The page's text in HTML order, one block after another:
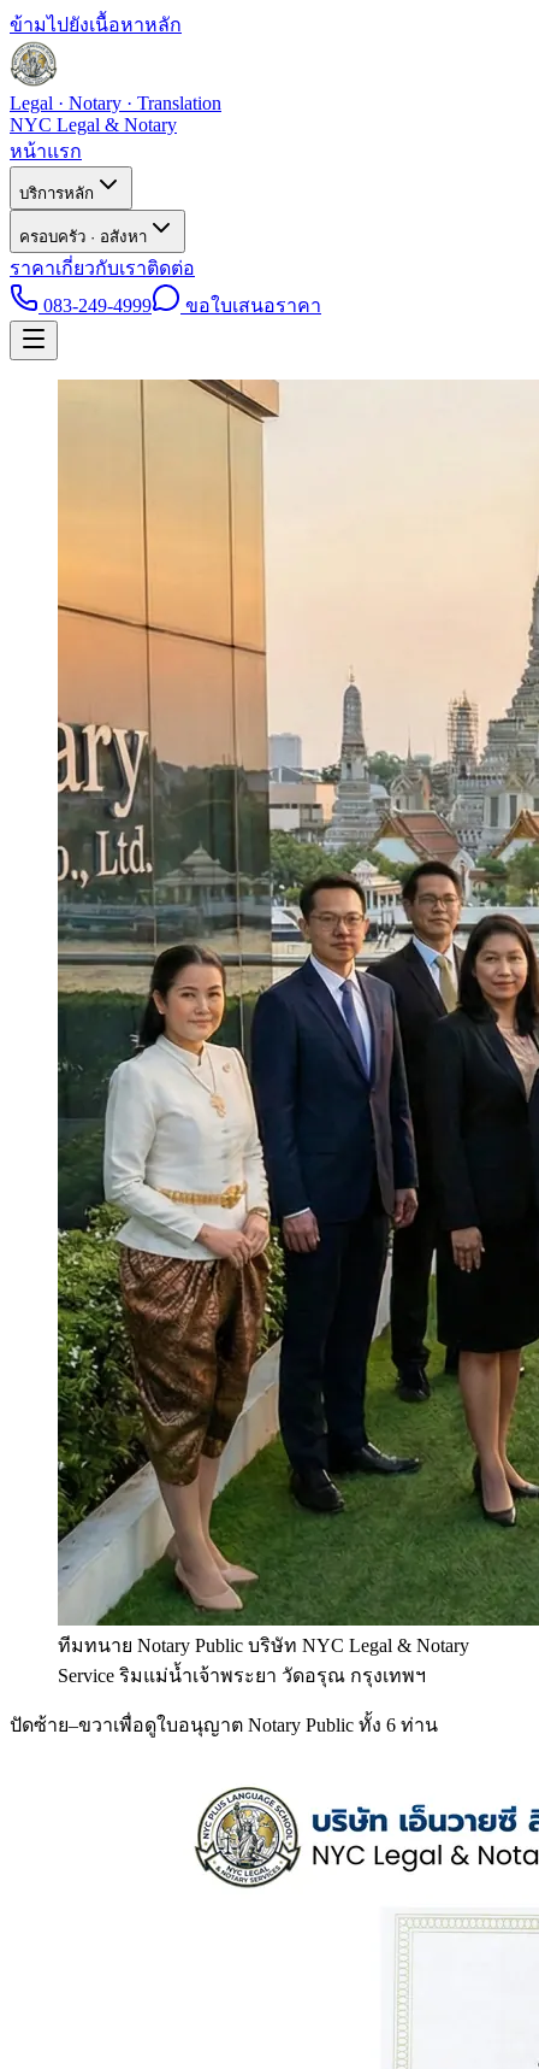
ข้ามไปยังเนื้อหาหลัก
Legal · Notary · Translation
NYC Legal & Notary
หน้าแรก
บริการหลัก
ครอบครัว · อสังหา
ราคาเกี่ยวกับเราติดต่อ
083-249-4999
ขอใบเสนอราคา
ทีมทนาย Notary Public บริษัท NYC Legal & Notary
Service ริมแม่น้ำเจ้าพระยา วัดอรุณ กรุงเทพฯ
ปัดซ้าย–ขวาเพื่อดูใบอนุญาต Notary Public ทั้ง 6 ท่าน